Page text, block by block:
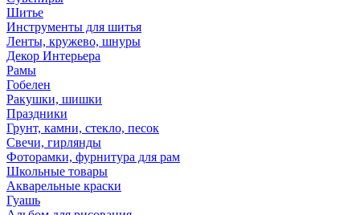
Шитье
Инструменты для шитья
Ленты, кружево, шнуры
Декор Интерьера
Рамы
Гобелен
Ракушки, шишки
Праздники
Грунт, камни, стекло, песок
Свечи, гирлянды
Фоторамки, фурнитура для рам
Школьные товары
Акварельные краски
Гуашь